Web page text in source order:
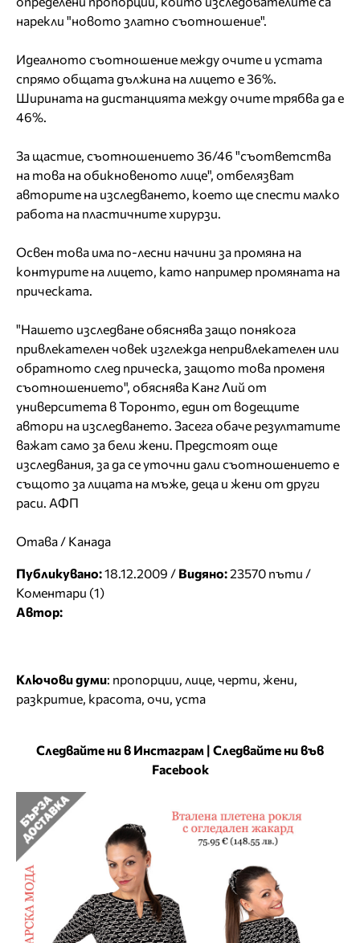
нарекли "новото златно съотношение".
Идеалното съотношение между очите и устата
спрямо общата дължина на лицето е 36%.
Ширината на дистанцията между очите трябва да е
46%.
За щастие, съотношението 36/46 "съответства
на това на обикновеното лице", отбелязват
авторите на изследването, което ще спести малко
работа на пластичните хирурзи.
Освен това има по-лесни начини за промяна на
контурите на лицето, като например промяната на
прическата.
"Нашето изследване обяснява защо понякога
привлекателен човек изглежда непривлекателен или
обратното след прическа, защото това променя
съотношението", обяснява Канг Лий от
университета в Торонто, един от водещите
автори на изследването. Засега обаче резултатите
важат само за бели жени. Предстоят още
изследвания, за да се уточни дали съотношението е
същото за лицата на мъже, деца и жени от други
раси. АФП
Отава / Канада
Публикувано:18.12.2009 / Видяно:23570 пъти /
Коментари (1)
Автор:
Ключови думи: пропорции, лице, черти, жени,
разкритие, красота, очи, уста
Следвайте ни в Инстаграм | Следвайте ни във
Facebook